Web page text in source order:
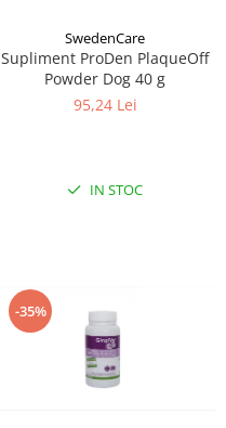
SwedenCare
Supliment ProDen PlaqueOff
Powder Dog 40 g
95,24 Lei
IN STOC
-35%